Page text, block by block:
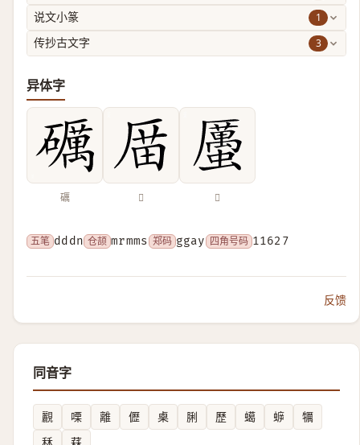
说文小篆 1
传抄古文字 3
异体字
礪 𠪄 𧓽
五笔 dddn 仓颉 mrmms 郑码 ggay 四角号码 11627
反馈
同音字
䚕 㗚 離 儮 㮚 脷 歷 䗶 蝷
犡